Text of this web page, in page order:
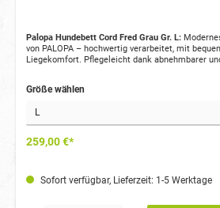
Palopa Hundebett Cord Fred Grau Gr. L:
von PALOPA – hochwertig verarbeitet, mit
Liegekomfort. Pflegeleicht dank abnehmbarer
Größe wählen
259,00 €*
Sofort verfügbar, Lieferzeit: 1-5 Werktage